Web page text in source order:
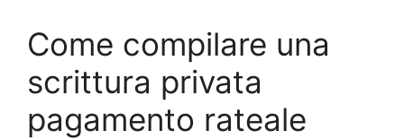
Come compilare una
scrittura privata
pagamento rateale